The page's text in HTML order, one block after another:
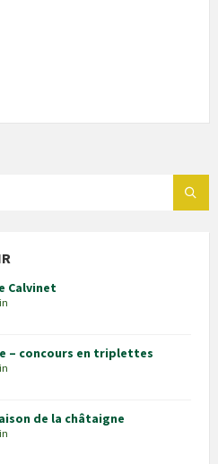
Calvinet
– concours en triplettes
de la châtaigne